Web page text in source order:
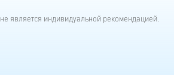
является индивидуальной рекомендацией.